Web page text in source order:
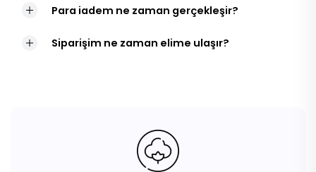
Para iadem ne zaman gerçekleşir?
Siparişim ne zaman elime ulaşır?